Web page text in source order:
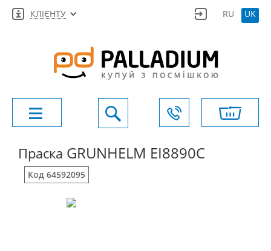
КЛІЄНТУ RU UK
Праска GRUNHELM EI8890C
Код 64592095